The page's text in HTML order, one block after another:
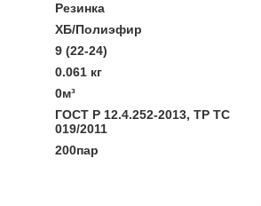
Резинка
ХБ/Полиэфир
9 (22-24)
0.061 кг
0м³
ГОСТ Р 12.4.252-2013, ТР ТС
019/2011
200пар